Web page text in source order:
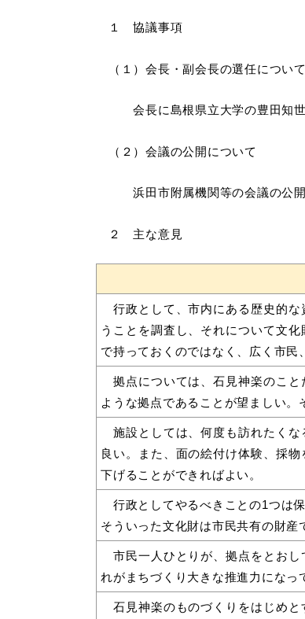
１ 協議事項
（１）会長・副会長の選任について
会長に島根県立大学の豊田知世氏
（２）会議の公開について
浜田市附属機関等の会議の公開に
２ 主な意見
行政として、市内にある歴史的な
うことを調査し、それについて文
で持っておくのではなく、広く市民
拠点については、石見神楽のこと
ような拠点であることが望ましい。
施設としては、何度も訪れたくな
良い。また、面の絵付け体験、採
下げることができればよい。
行政としてやるべきことの1つは
そういった文化財は市民共有の財産
市民一人ひとりが、拠点をとおし
れがまちづくり大きな推進力になっ
石見神楽のものづくりをはじめと